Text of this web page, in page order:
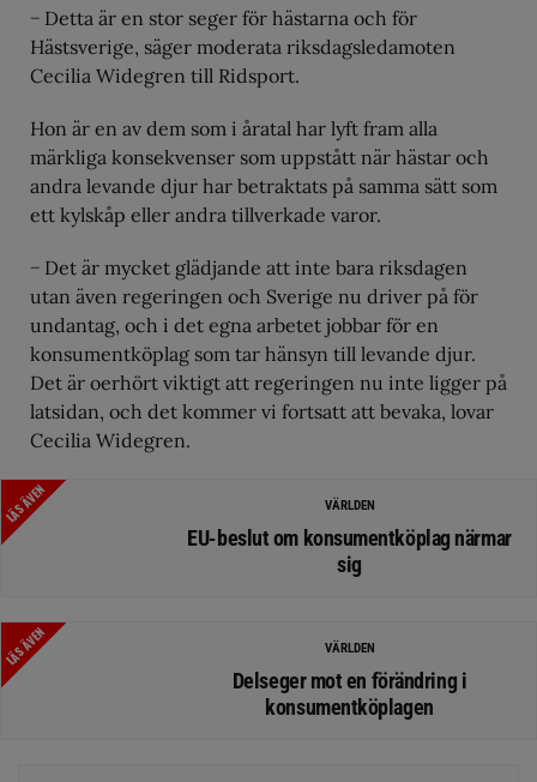
− Detta är en stor seger för hästarna och för
Hästsverige, säger moderata riksdagsledamoten
Cecilia Widegren till Ridsport.
Hon är en av dem som i åratal har lyft fram alla
märkliga konsekvenser som uppstått när hästar och
andra levande djur har betraktats på samma sätt som
ett kylskåp eller andra tillverkade varor.
− Det är mycket glädjande att inte bara riksdagen
utan även regeringen och Sverige nu driver på för
undantag, och i det egna arbetet jobbar för en
konsumentköplag som tar hänsyn till levande djur.
Det är oerhört viktigt att regeringen nu inte ligger på
latsidan, och det kommer vi fortsatt att bevaka, lovar
Cecilia Widegren.
LÄS ÄVEN VÄRLDEN
EU-beslut om konsumentköplag närmar
sig
LÄS ÄVEN VÄRLDEN
Delseger mot en förändring i
konsumentköplagen